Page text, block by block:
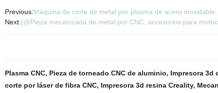
Previous:Máquina de corte de metal por plasma de acero
Next:{@Pieza mecanizada de metal por CNC, accesorios para
Plasma CNC, Pieza de torneado CNC de aluminio, Impresora 3d
corte por láser de fibra CNC, Impresora 3d resina Creality,